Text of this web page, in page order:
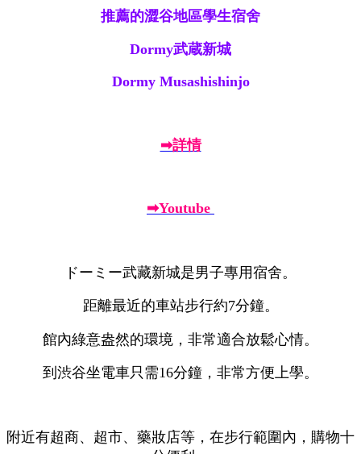
推薦的澀谷地區學生宿舍
Dormy武蔵新城
Dormy Musashishinjo
➡詳情
➡Youtube
ドーミー武藏新城是男子專用宿舍。
距離最近的車站步行約7分鐘。
館內綠意盎然的環境，非常適合放鬆心情。
到渋谷坐電車只需16分鐘，非常方便上學。
附近有超商、超市、藥妝店等，在步行範圍內，購物十